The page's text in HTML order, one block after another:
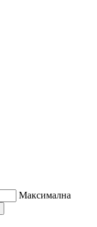
Максимална